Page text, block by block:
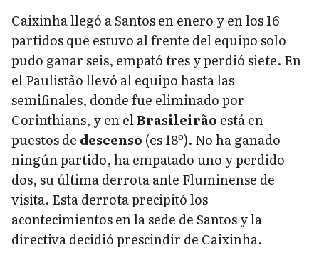
Caixinha llegó a Santos en enero y en los 16
partidos que estuvo al frente del equipo solo
pudo ganar seis, empató tres y perdió siete. En
el Paulistão llevó al equipo hasta las
semifinales, donde fue eliminado por
Corinthians, y en elBrasileirão está en
puestos de descenso (es 18º). No ha ganado
ningún partido, ha empatado uno y perdido
dos, su última derrota ante Fluminense de
visita. Esta derrota precipitó los
acontecimientos en la sede de Santos y la
directiva decidió prescindir de Caixinha.